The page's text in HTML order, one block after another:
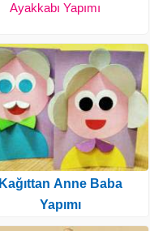
Ayakkabı Yapımı
Kağıttan Anne Baba
Yapımı